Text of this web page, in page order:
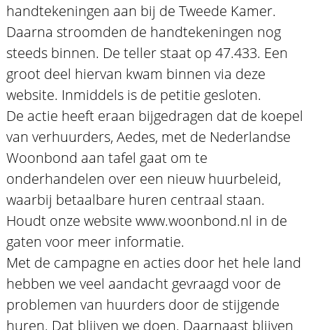
handtekeningen aan bij de Tweede Kamer.
Daarna stroomden de handtekeningen nog
steeds binnen. De teller staat op 47.433. Een
groot deel hiervan kwam binnen via deze
website. Inmiddels is de petitie gesloten.
De actie heeft eraan bijgedragen dat de koepel
van verhuurders, Aedes, met de Nederlandse
Woonbond aan tafel gaat om te
onderhandelen over een nieuw huurbeleid,
waarbij betaalbare huren centraal staan.
Houdt onze website www.woonbond.nl in de
gaten voor meer informatie.
Met de campagne en acties door het hele land
hebben we veel aandacht gevraagd voor de
problemen van huurders door de stijgende
huren. Dat blijven we doen. Daarnaast blijven